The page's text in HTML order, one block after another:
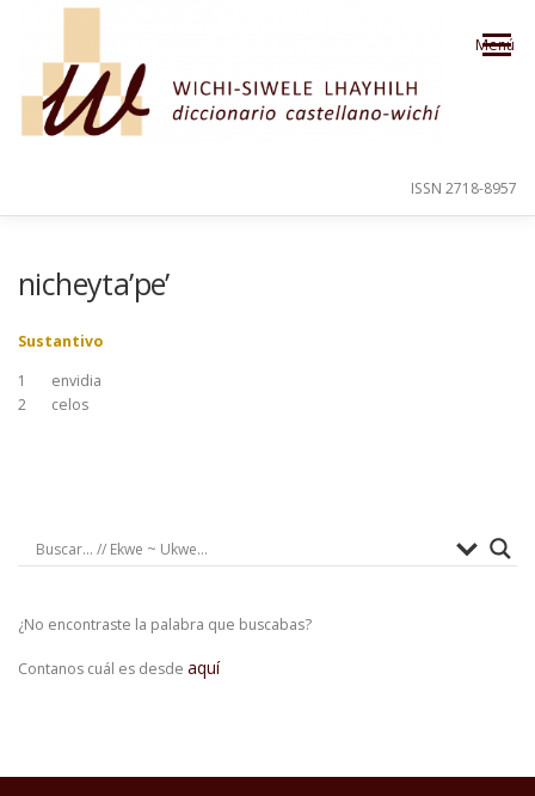
Saltar al contenido
Menú
ORDEN ALFABÉTICO
ISSN 2718-8957
nicheyta’pe’
Sustantivo
1
envidia
2
celos
¿No encontraste la palabra que buscabas?
Contanos cuál es desde aquí